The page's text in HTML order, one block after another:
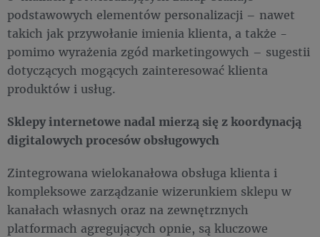
podstawowych elementów personalizacji – nawet
takich jak przywołanie imienia klienta, a także -
pomimo wyrażenia zgód marketingowych – sugestii
dotyczących mogących zainteresować klienta
produktów i usług.
Sklepy internetowe nadal mierzą się z koordynacją
digitalowych procesów obsługowych
Zintegrowana wielokanałowa obsługa klienta i
kompleksowe zarządzanie wizerunkiem sklepu w
kanałach własnych oraz na zewnętrznych
platformach agregujących opnie, są kluczowe